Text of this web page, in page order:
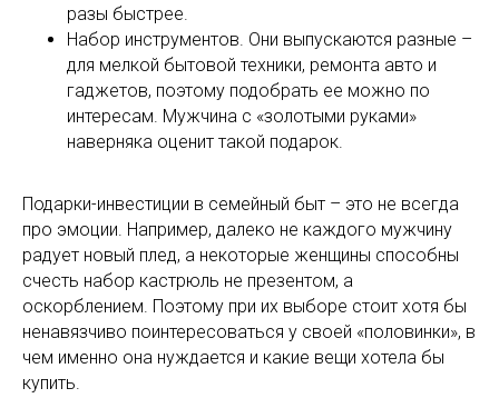
разы быстрее.
Набор инструментов. Они выпускаются разные –
для мелкой бытовой техники, ремонта авто и
гаджетов, поэтому подобрать ее можно по
интересам. Мужчина с «золотыми руками»
наверняка оценит такой подарок.
Подарки-инвестиции в семейный быт – это не всегда
про эмоции. Например, далеко не каждого мужчину
радует новый плед, а некоторые женщины способны
счесть набор кастрюль не презентом, а
оскорблением. Поэтому при их выборе стоит хотя бы
ненавязчиво поинтересоваться у своей «половинки», в
чем именно она нуждается и какие вещи хотела бы
купить.